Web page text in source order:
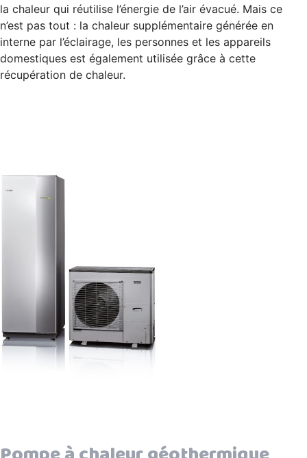
la chaleur qui réutilise l’énergie de l’air évacué. Mais ce
n’est pas tout : la chaleur supplémentaire générée en
interne par l’éclairage, les personnes et les appareils
domestiques est également utilisée grâce à cette
récupération de chaleur.